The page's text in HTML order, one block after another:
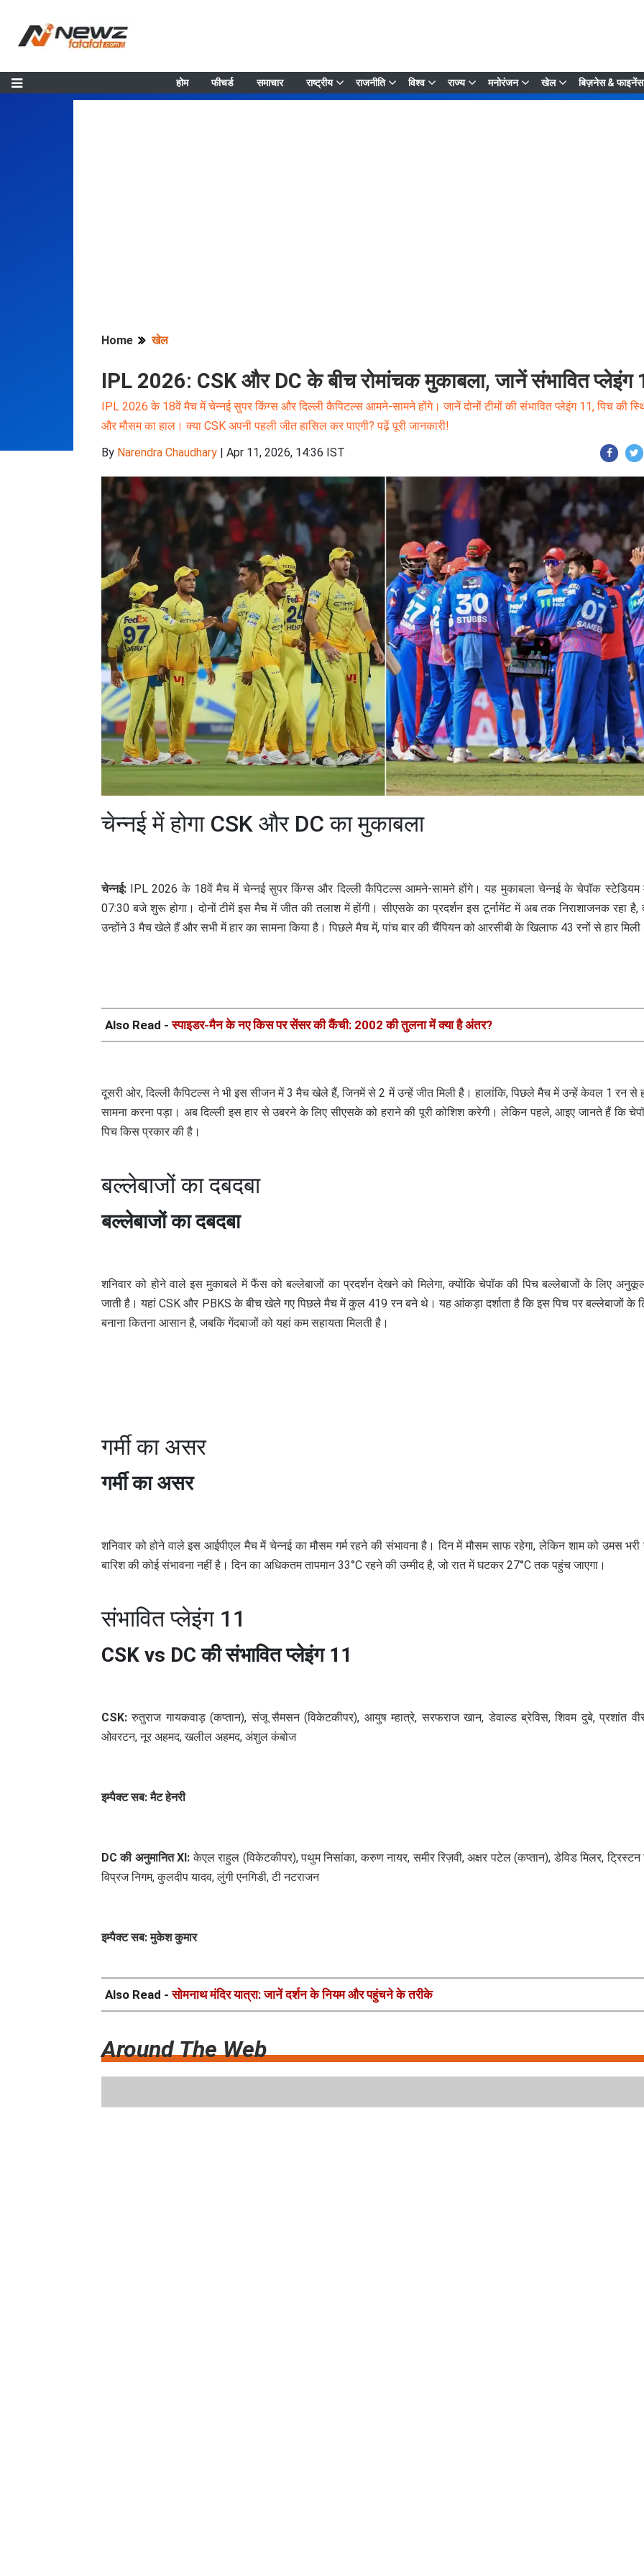
होम फीचर्ड समाचार राष्ट्रीय राजनीति विश्व राज्य मनोरंजन खेल बिज़नेस & फाइनेंस
Home खेल
IPL 2026: CSK और DC के बीच रोमांचक मुकाबला, जानें संभावित प्लेइंग
IPL 2026 के 18वें मैच में चेन्नई सुपर किंग्स और दिल्ली कैपिटल्स आमने-सामने होंगे। जानें दोनों टीमों की संभावित प्लेइंग 11, पिच की
और मौसम का हाल। क्या CSK अपनी पहली जीत हासिल कर पाएगी? पढ़ें पूरी जानकारी!
By Narendra Chaudhary | Apr 11, 2026, 14:36 IST
चेन्नई में होगा CSK और DC का मुकाबला
चेन्नई: IPL 2026 के 18वें मैच में चेन्नई सुपर किंग्स और दिल्ली कैपिटल्स आमने-सामने होंगे। यह मुकाबला चेन्नई के चेपॉक स्टेडियम
07:30 बजे शुरू होगा। दोनों टीमें इस मैच में जीत की तलाश में होंगी। सीएसके का प्रदर्शन इस टूर्नामेंट में अब तक निराशाजनक रहा है,
उन्होंने 3 मैच खेले हैं और सभी में हार का सामना किया है। पिछले मैच में, पांच बार की चैंपियन को आरसीबी के खिलाफ 43 रनों से हार मिली
Also Read -स्पाइडर-मैन के नए किस पर सेंसर की कैंची: 2002 की तुलना में क्या है अंतर?
दूसरी ओर, दिल्ली कैपिटल्स ने भी इस सीजन में 3 मैच खेले हैं, जिनमें से 2 में उन्हें जीत मिली है। हालांकि, पिछले मैच में उन्हें केवल 1 रन से
सामना करना पड़ा। अब दिल्ली इस हार से उबरने के लिए सीएसके को हराने की पूरी कोशिश करेगी। लेकिन पहले, आइए जानते हैं कि
पिच किस प्रकार की है।
बल्लेबाजों का दबदबा
बल्लेबाजों का दबदबा
शनिवार को होने वाले इस मुकाबले में फैंस को बल्लेबाजों का प्रदर्शन देखने को मिलेगा, क्योंकि चेपॉक की पिच बल्लेबाजों के लिए
जाती है। यहां CSK और PBKS के बीच खेले गए पिछले मैच में कुल 419 रन बने थे। यह आंकड़ा दर्शाता है कि इस पिच पर बल्लेबाजों के
बनाना कितना आसान है, जबकि गेंदबाजों को यहां कम सहायता मिलती है।
गर्मी का असर
गर्मी का असर
शनिवार को होने वाले इस आईपीएल मैच में चेन्नई का मौसम गर्म रहने की संभावना है। दिन में मौसम साफ रहेगा, लेकिन शाम को उमस भरी
बारिश की कोई संभावना नहीं है। दिन का अधिकतम तापमान 33°C रहने की उम्मीद है, जो रात में घटकर 27°C तक पहुंच जाएगा।
संभावित प्लेइंग 11
CSK vs DC की संभावित प्लेइंग 11
CSK:रुतुराज गायकवाड़ (कप्तान), संजू सैमसन (विकेटकीपर), आयुष म्हात्रे, सरफराज खान, डेवाल्ड ब्रेविस, शिवम दुबे, प्रशांत
ओवरटन, नूर अहमद, खलील अहमद, अंशुल कंबोज
इम्पैक्ट सब: मैट हेनरी
DC की अनुमानित XI:केएल राहुल (विकेटकीपर), पथुम निसांका, करुण नायर, समीर रिज़वी, अक्षर पटेल (कप्तान), डेविड मिलर, ट्रिस्टन
विप्रज निगम, कुलदीप यादव, लुंगी एनगिडी, टी नटराजन
इम्पैक्ट सब: मुकेश कुमार
Also Read -सोमनाथ मंदिर यात्रा: जानें दर्शन के नियम और पहुंचने के तरीके
Around The Web